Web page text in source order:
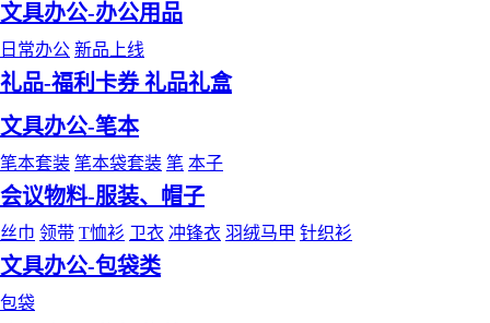
文具办公-办公用品
日常办公 新品上线
礼品-福利卡券 礼品礼盒
文具办公-笔本
笔本套装 笔本袋套装 笔 本子
会议物料-服装、帽子
丝巾 领带 T恤衫 卫衣 冲锋衣 羽绒马甲 针织衫
文具办公-包袋类
包袋